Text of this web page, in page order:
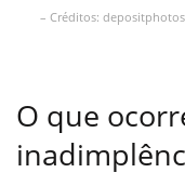
– Créditos:
O que